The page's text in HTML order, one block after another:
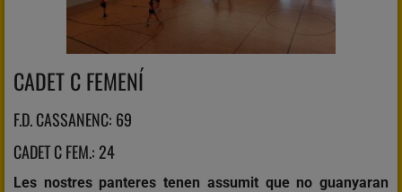
CADET C FEMENÍ
F.D. CASSANENC: 69
CADET C FEM.: 24
Les nostres panteres tenen assumit que no guanyaran